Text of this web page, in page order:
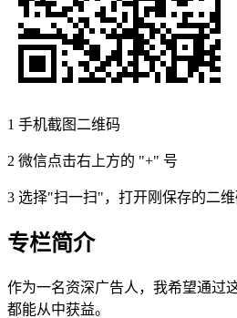
1 手机截图二维码
2 微信点击右上方的 "+" 号
3 选择"扫一扫"，打开刚保存的二维
专栏简介
作为一名资深广告人，我希望通过
都能从中获益。